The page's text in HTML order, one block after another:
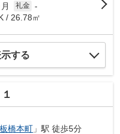
礼金 -
/ 26.78㎡
する
板橋本町 」駅 徒歩5分